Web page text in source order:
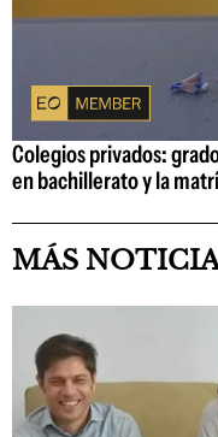
Colegios privados:
en bachillerato y la
MÁS